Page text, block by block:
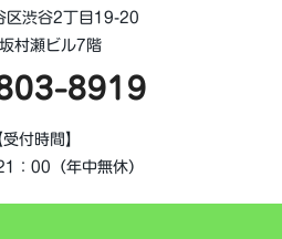
区渋谷2丁目19-20
村瀬ビル7階
8919
受付時間】
：00（年中無休）